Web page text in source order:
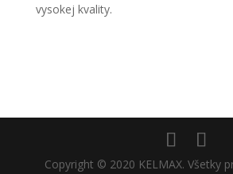
vysokej kvality.
Copyright © 2020 KELMAX. Všetky